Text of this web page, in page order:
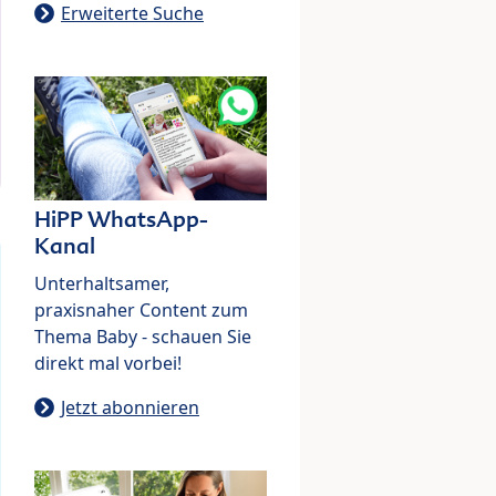
Erweiterte Suche
HiPP WhatsApp-
Kanal
Unterhaltsamer,
praxisnaher Content zum
Thema Baby - schauen Sie
direkt mal vorbei!
Jetzt abonnieren